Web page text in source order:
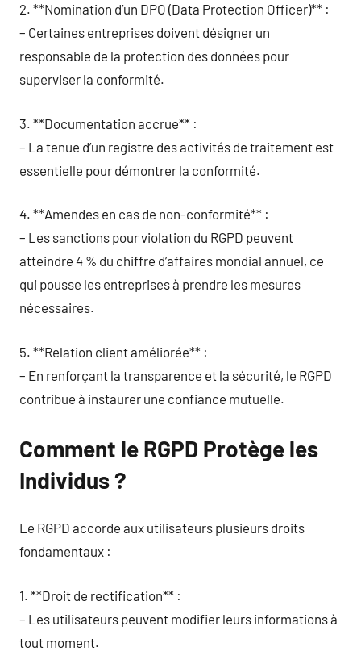
2. **Nomination d’un DPO (Data Protection Officer)** :
– Certaines entreprises doivent désigner un
responsable de la protection des données pour
superviser la conformité.
3. **Documentation accrue** :
– La tenue d’un registre des activités de traitement est
essentielle pour démontrer la conformité.
4. **Amendes en cas de non-conformité** :
– Les sanctions pour violation du RGPD peuvent
atteindre 4 % du chiffre d’affaires mondial annuel, ce
qui pousse les entreprises à prendre les mesures
nécessaires.
5. **Relation client améliorée** :
– En renforçant la transparence et la sécurité, le RGPD
contribue à instaurer une confiance mutuelle.
Comment le RGPD Protège les
Individus ?
Le RGPD accorde aux utilisateurs plusieurs droits
fondamentaux :
1. **Droit de rectification** :
– Les utilisateurs peuvent modifier leurs informations à
tout moment.